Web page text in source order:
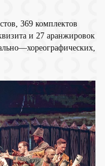
369 комплектов
и 27 аранжировок